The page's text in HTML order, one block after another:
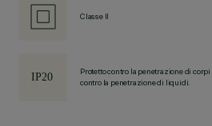
Classe II
Protetto contro la penetrazione di
contro la penetrazione di liquidi.